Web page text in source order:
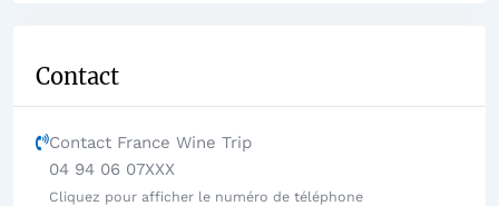
Contact
Contact France Wine Trip
04 94 06 07XXX
Cliquez pour afficher le numéro de téléphone